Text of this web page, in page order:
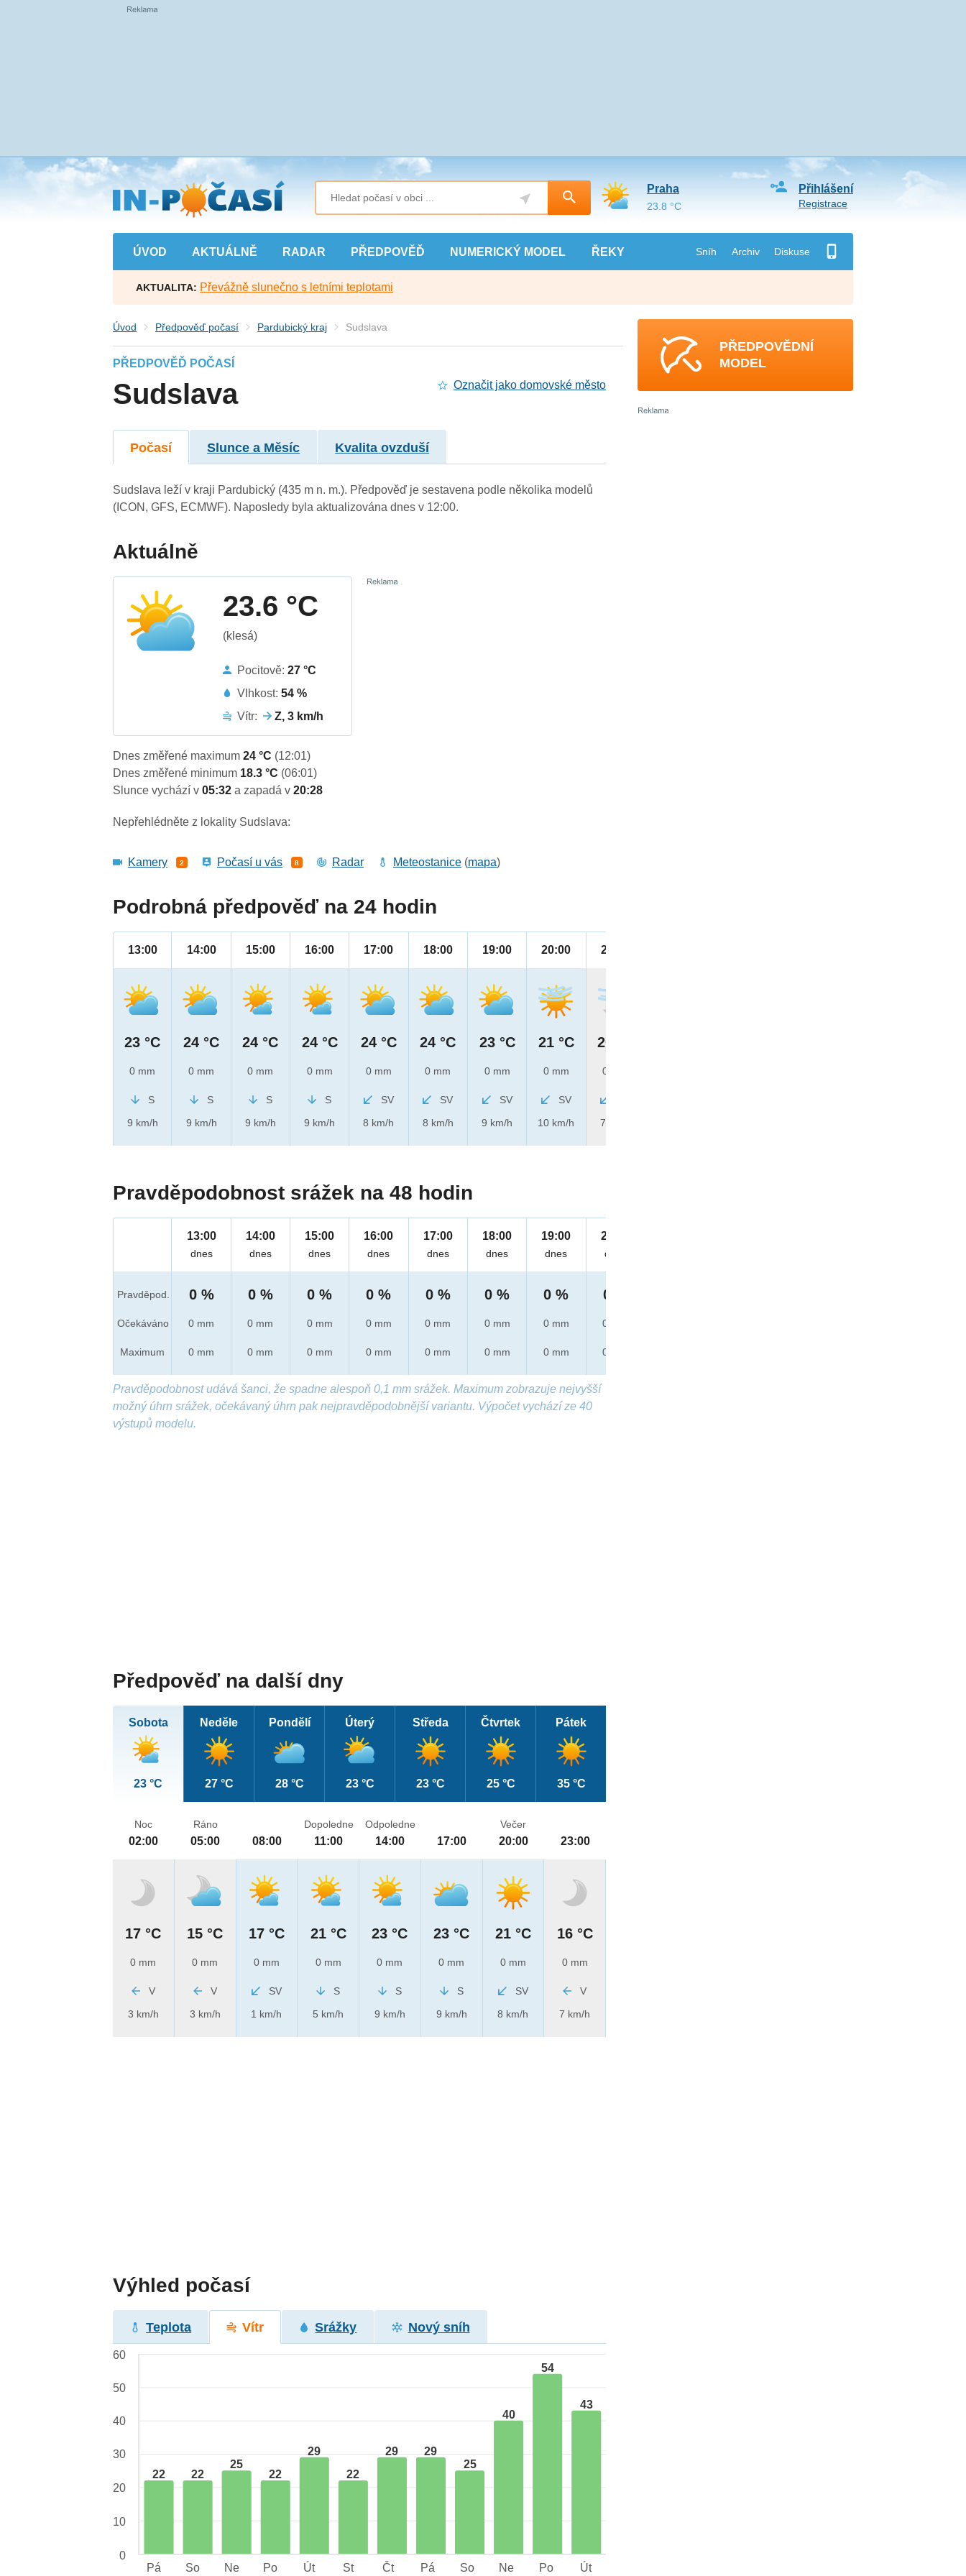
Přejít
na
hlavní
obsah
ÚVOD AKTUÁLNĚ RADAR PŘEDPOVĚĎ NUMERICKÝ MODEL ŘEKY Sníh Archiv Diskuse
Přihlášení
Registrace
Praha
23.8 °C
AKTUALITA: Převážně slunečno s letními teplotami
Úvod Předpověď počasí Pardubický kraj Sudslava
PŘEDPOVĚĎ POČASÍ
Sudslava Označit jako domovské město
Počasí Slunce a Měsíc Kvalita ovzduší
Sudslava leží v kraji Pardubický (435 m n. m.). Předpověď je sestavena podle několika modelů
(ICON, GFS, ECMWF). Naposledy byla aktualizována dnes v 12:00.
Aktuálně
23.6 °C
(klesá)
Pocitově:27 °C
Vlhkost:54 %
Vítr:
Z, 3 km/h
Dnes změřené maximum24 °C (12:01)
Dnes změřené minimum 18.3 °C (06:01)
Slunce vychází v05:32a zapadá v20:28
Nepřehlédněte z lokality Sudslava:
Kamery 2 Počasí u vás 8 Radar Meteostanice (mapa)
Podrobná předpověď na 24 hodin
13:00
23 °C
0 mm
S
9 km/h
14:00
24 °C
0 mm
S
9 km/h
15:00
24 °C
0 mm
S
9 km/h
16:00
24 °C
0 mm
S
9 km/h
17:00
24 °C
0 mm
SV
8 km/h
18:00
24 °C
0 mm
SV
8 km/h
19:00
23 °C
0 mm
SV
9 km/h
20:00
21 °C
0 mm
SV
10 km/h
21:00
20 °C
0 mm
7 km/h
Pravděpodobnost srážek na 48 hodin
Pravděpod.
Očekáváno
Maximum
13:00
dnes
0 %
0 mm
0 mm
14:00
dnes
0 %
0 mm
0 mm
15:00
dnes
0 %
0 mm
0 mm
16:00
dnes
0 %
0 mm
0 mm
17:00
dnes
0 %
0 mm
0 mm
18:00
dnes
0 %
0 mm
0 mm
19:00
dnes
0 %
0 mm
0 mm
20:00
dnes
0 %
0 mm
0 mm
Pravděpodobnost udává šanci, že spadne alespoň 0,1 mm srážek. Maximum zobrazuje nejvyšší
možný úhrn srážek, očekávaný úhrn pak nejpravděpodobnější variantu. Výpočet vychází ze 40
výstupů modelu.
Předpověď na další dny
Sobota
23 °C
Neděle
27 °C
Pondělí
28 °C
Úterý
23 °C
Středa
23 °C
Čtvrtek
25 °C
Pátek
35 °C
Noc
02:00
17 °C
0 mm
V
3 km/h
Ráno
05:00
15 °C
0 mm
V
3 km/h
08:00
17 °C
0 mm
SV
1 km/h
Dopoledne
11:00
21 °C
0 mm
S
5 km/h
Odpoledne
14:00
23 °C
0 mm
S
9 km/h
17:00
23 °C
0 mm
S
9 km/h
Večer
20:00
21 °C
0 mm
SV
8 km/h
23:00
16 °C
0 mm
V
7 km/h
Výhled počasí
Teplota Vítr Srážky Nový sníh
22 22
25
22
29
22
29
29
25
40
54
43
60
50
40
30
20
10
0
Pá
So Ne Po Út St Čt Pá So Ne Po Út
PŘEDPOVĚDNÍ
MODEL